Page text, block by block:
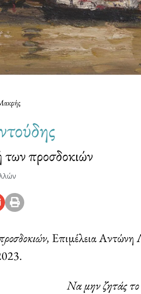
των προσδοκιών
Επιμέλεια Αντώνη
Να μην ζητάς